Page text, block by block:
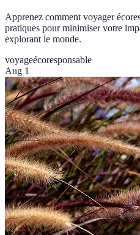
Apprenez comment voyager
pratiques pour minimiser votre
explorant le monde.
voyageécoresponsable
Aug 1